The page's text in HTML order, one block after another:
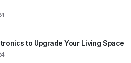
to Upgrade Your Living Space